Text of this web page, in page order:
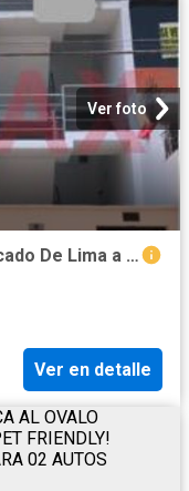
Ver foto
Departamento en alquiler en Cercado De Lima a S/2,000 al mes
Ver en detalle